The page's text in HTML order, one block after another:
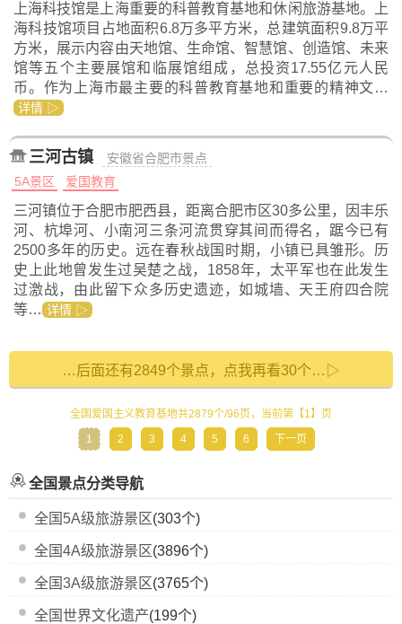
上海科技馆是上海重要的科普教育基地和休闲旅游基地。上
海科技馆项目占地面积6.8万多平方米，总建筑面积9.8万平
方米，展示内容由天地馆、生命馆、智慧馆、创造馆、未来
馆等五个主要展馆和临展馆组成，总投资17.55亿元人民
币。作为上海市最主要的科普教育基地和重要的精神文…
详情 ▷
三河古镇
安徽省合肥市景点
5A景区
爱国教育
三河镇位于合肥市肥西县，距离合肥市区30多公里，因丰乐
河、杭埠河、小南河三条河流贯穿其间而得名，踞今已有
2500多年的历史。远在春秋战国时期，小镇已具雏形。历
史上此地曾发生过吴楚之战，1858年，太平军也在此发生
过激战，由此留下众多历史遗迹，如城墙、天王府四合院
等… 详情 ▷
…后面还有2849个景点，点我再看30个…▷
全国爱国主义教育基地共2879个/96页，当前第【1】页
1
2 3 4 5 6 下一页
全国景点分类导航
全国5A级旅游景区(303个)
全国4A级旅游景区(3896个)
全国3A级旅游景区(3765个)
全国世界文化遗产(199个)